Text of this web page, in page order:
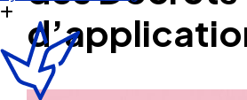
Pyrénées